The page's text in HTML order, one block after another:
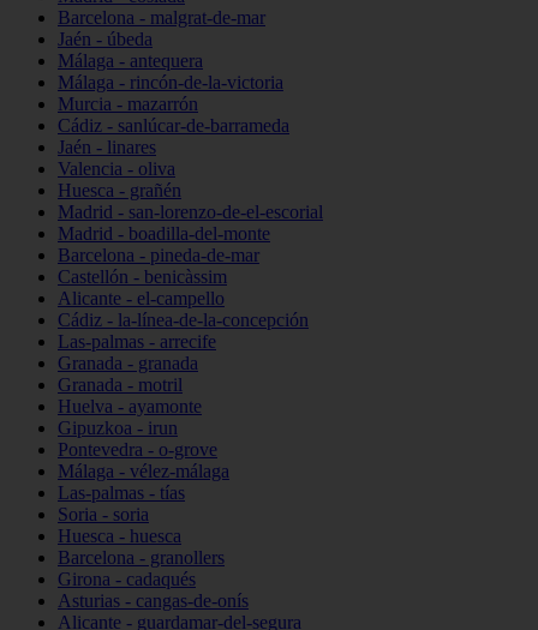
Barcelona - malgrat-de-mar
Jaén - úbeda
Málaga - antequera
Málaga - rincón-de-la-victoria
Murcia - mazarrón
Cádiz - sanlúcar-de-barrameda
Jaén - linares
Valencia - oliva
Huesca - grañén
Madrid - san-lorenzo-de-el-escorial
Madrid - boadilla-del-monte
Barcelona - pineda-de-mar
Castellón - benicàssim
Alicante - el-campello
Cádiz - la-línea-de-la-concepción
Las-palmas - arrecife
Granada - granada
Granada - motril
Huelva - ayamonte
Gipuzkoa - irun
Pontevedra - o-grove
Málaga - vélez-málaga
Las-palmas - tías
Soria - soria
Huesca - huesca
Barcelona - granollers
Girona - cadaqués
Asturias - cangas-de-onís
Alicante - guardamar-del-segura